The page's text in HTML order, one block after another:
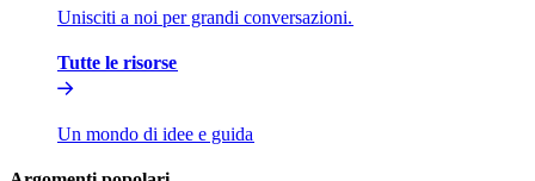
Unisciti a noi per grandi conversazioni.​​
Tutte le risorse​​
Un mondo di idee e guida​​